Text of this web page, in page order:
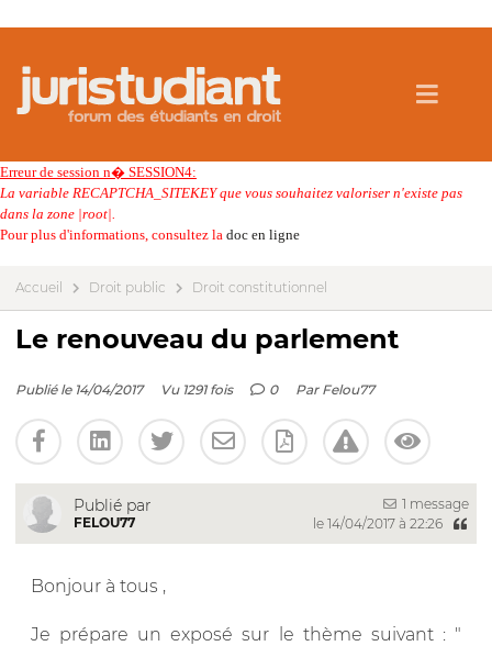
Erreur de session n� SESSION4:
La variable RECAPTCHA_SITEKEY que vous souhaitez valoriser n'existe pas
dans la zone |root|.
Pour plus d'informations, consultez la doc en ligne
Accueil Droit public Droit constitutionnel
Le renouveau du parlement
Publié le 14/04/2017 Vu 1291 fois 0 Par Felou77
Publié par
FELOU77
1 message
le 14/04/2017 à 22:26
Bonjour à tous ,
Je prépare un exposé sur le thème suivant : "